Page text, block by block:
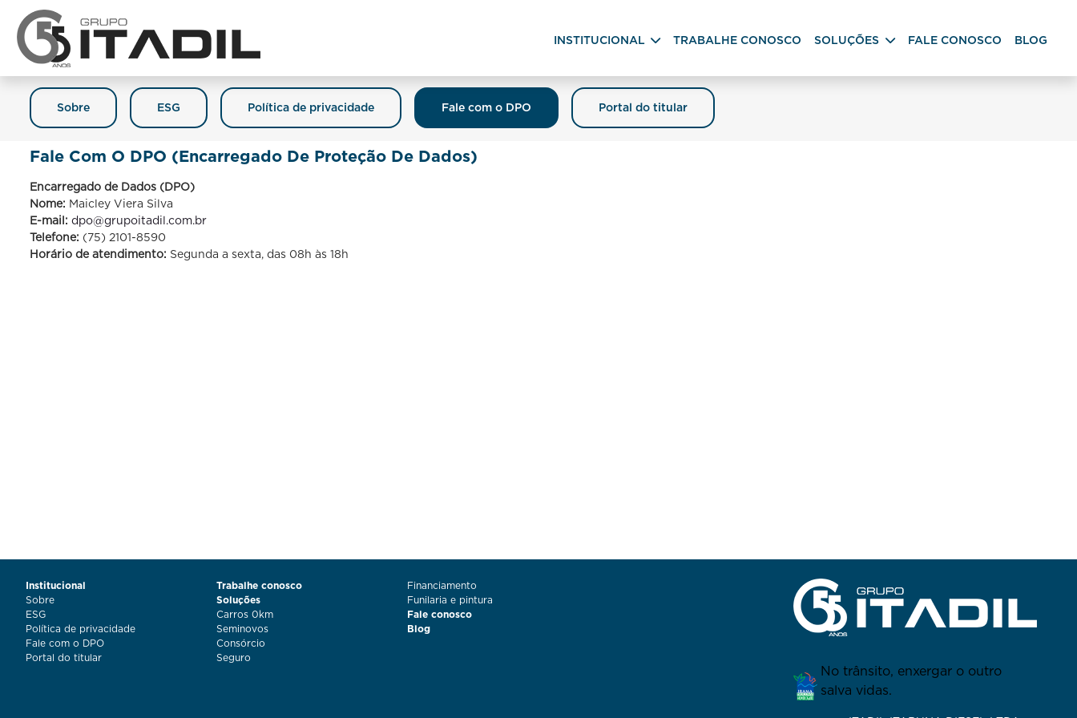
INSTITUCIONAL TRABALHE CONOSCO SOLUÇÕES FALE CONOSCO BLOG
Sobre ESG Política de privacidade Fale com o DPO Portal do titular
Fale Com O DPO (Encarregado De Proteção De Dados)
Encarregado de Dados (DPO)
Nome: Maicley Viera Silva
E-mail: dpo@grupoitadil.com.br
Telefone: (75) 2101-8590
Horário de atendimento: Segunda a sexta, das 08h às 18h
No trânsito, enxergar o outro
salva vidas.
Institucional
Sobre
ESG
Política de privacidade
Fale com o DPO
Portal do titular
Trabalhe conosco
Soluções
Carros 0km
Seminovos
Consórcio
Seguro
Financiamento
Funilaria e pintura
Fale conosco
Blog